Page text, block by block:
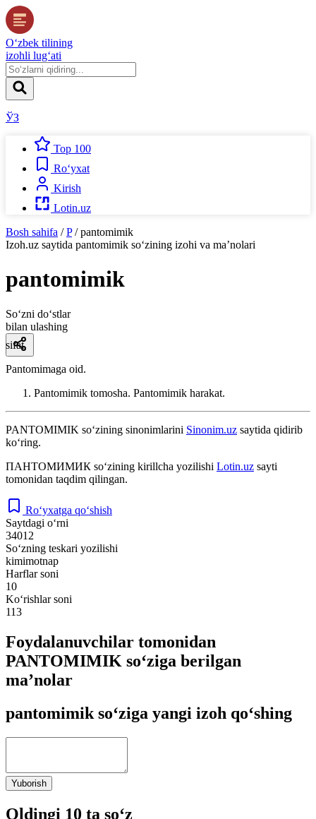
O‘zbek tilining
izohli lug‘ati
ЎЗ
Top 100
Ro‘yxat
Kirish
Lotin.uz
Bosh sahifa / P / pantomimik
Izoh.uz saytida pantomimik so‘zining izohi va ma’nolari
pantomimik
So‘zni do‘stlar
bilan ulashing
sifat
Pantomimaga oid.
Pantomimik tomosha. Pantomimik harakat.
PANTOMIMIK so‘zining sinonimlarini Sinonim.uz saytida qidirib
ko‘ring.
ПАНТОМИМИК so‘zining kirillcha yozilishi Lotin.uz sayti
tomonidan taqdim qilingan.
Ro‘yxatga qo‘shish
Saytdagi o‘rni
34012
So‘zning teskari yozilishi
kimimotnap
Harflar soni
10
Ko‘rishlar soni
113
Foydalanuvchilar tomonidan
PANTOMIMIK so‘ziga berilgan
ma’nolar
pantomimik so‘ziga yangi izoh qo‘shing
Yuborish
Oldingi 10 ta so‘z